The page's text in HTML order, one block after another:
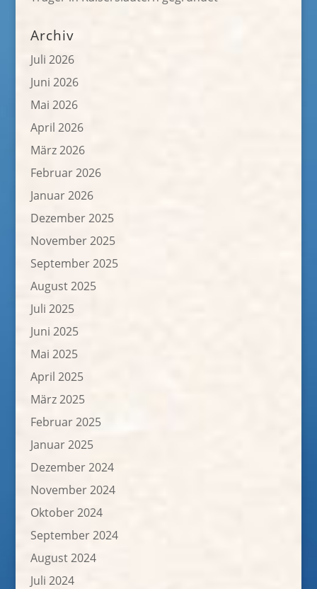
Archiv
Juli 2026
Juni 2026
Mai 2026
April 2026
März 2026
Februar 2026
Januar 2026
Dezember 2025
November 2025
September 2025
August 2025
Juli 2025
Juni 2025
Mai 2025
April 2025
März 2025
Februar 2025
Januar 2025
Dezember 2024
November 2024
Oktober 2024
September 2024
August 2024
Juli 2024